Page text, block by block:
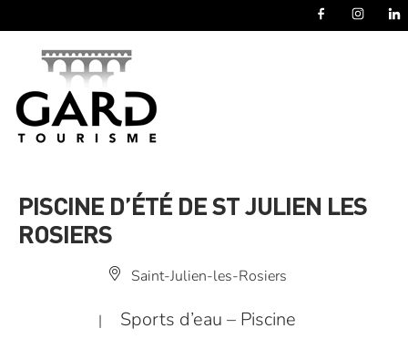
PISCINE D’ÉTÉ DE ST JULIEN LES
ROSIERS
Saint-Julien-les-Rosiers
| Sports d’eau – Piscine